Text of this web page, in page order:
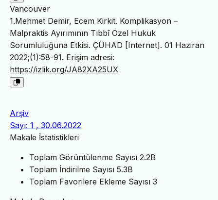
Vancouver
1.Mehmet Demir, Ecem Kirkit. Komplikasyon –
Malpraktis Ayırımının Tıbbî Özel Hukuk
Sorumluluğuna Etkisi. ÇÜHAD [Internet]. 01 Haziran
2022;(1):58-91. Erişim adresi:
https://izlik.org/JA82XA25UX
Arşiv
Sayı: 1 , 30.06.2022
Makale İstatistikleri
Toplam Görüntülenme Sayısı 2.2B
Toplam İndirilme Sayısı 5.3B
Toplam Favorilere Ekleme Sayısı 3